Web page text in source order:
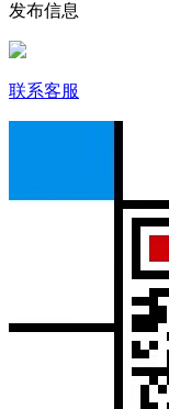
发布信息
联系客服